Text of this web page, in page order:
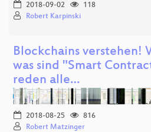
2018-09-02
118
Robert Karpinski
Blockchains verstehen!
was sind "Smart
reden alle…
2018-08-25
816
Robert Matzinger